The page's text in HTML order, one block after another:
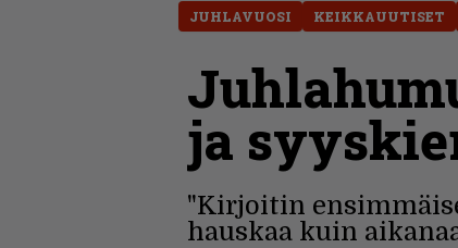
JUHLAVUOSI KEIKKAUUTISET
ja
"Kirjoitin
hauskaa kuin